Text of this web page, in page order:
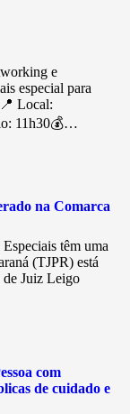
e
especial para
Local:
11h30💰…
na Comarca
têm uma
(TJPR) está
de Juiz Leigo
com
de cuidado e